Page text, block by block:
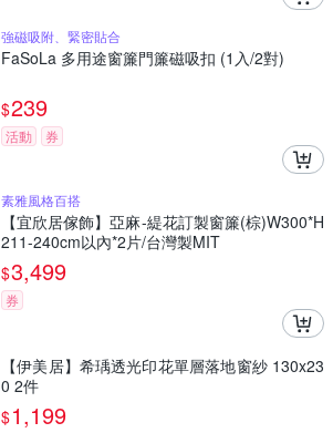
強磁吸附、緊密貼合
FaSoLa 多用途窗簾門簾磁吸扣 (1入/2對)
$239
活動 券
素雅風格百搭
【宜欣居傢飾】亞麻-緹花訂製窗簾(棕)W300*H
211-240cm以內*2片/台灣製MIT
$3,499
券
【伊美居】希瑀透光印花單層落地窗紗 130x23
0 2件
$1,199